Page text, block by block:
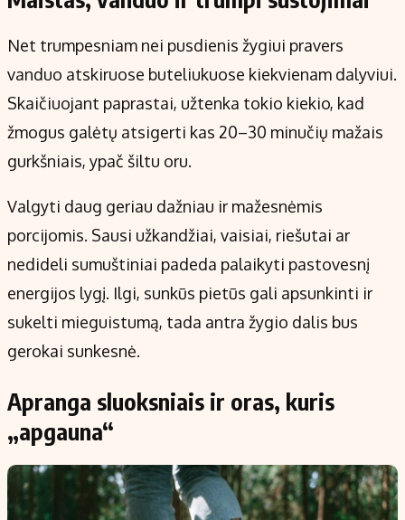
Net trumpesniam nei pusdienis žygiui pravers
vanduo atskiruose buteliukuose kiekvienam dalyviui.
Skaičiuojant paprastai, užtenka tokio kiekio, kad
žmogus galėtų atsigerti kas 20–30 minučių mažais
gurkšniais, ypač šiltu oru.
Valgyti daug geriau dažniau ir mažesnėmis
porcijomis. Sausi užkandžiai, vaisiai, riešutai ar
nedideli sumuštiniai padeda palaikyti pastovesnį
energijos lygį. Ilgi, sunkūs pietūs gali apsunkinti ir
sukelti mieguistumą, tada antra žygio dalis bus
gerokai sunkesnė.
Apranga sluoksniais ir oras, kuris
„apgauna“